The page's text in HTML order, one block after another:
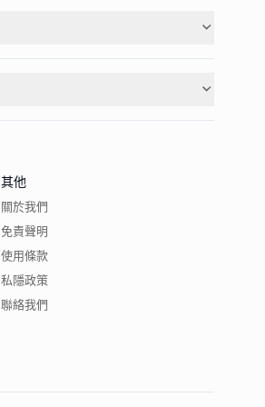
其他
關於我們
免責聲明
使用條款
私隱政策
聯絡我們